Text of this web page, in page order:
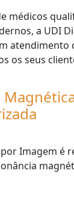
médicos
a UDI
atendimento
os seus
Imagem é